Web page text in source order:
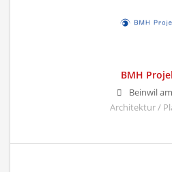
BMH
Beinwil
Architektur /